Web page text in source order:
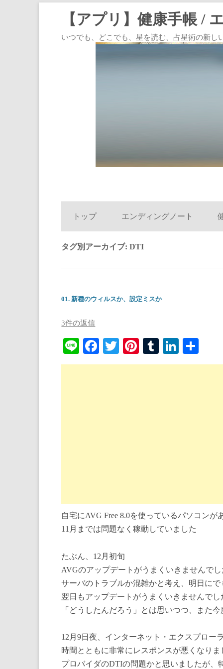
【アプリ】健康手帳 /
いつでも、どこでも、星を読む、占星術の新し
トップ エンディングノート
タグ別アーカイブ:DTI
01. 新種のウィルスか、設定ミスか
3件の返信
Li
ne
Fa
ce
T
wi
Pi
nt
T
u
Li
nk 有
自宅にAVG Free 8.0を使っているパソコンが
11月までは問題なく稼動していました
たぶん、12月初旬
AVGのアップデートがうまくいきませんで
サーバのトラブルか混雑かと考え、明日に
翌日もアップデートがうまくいきませんでし
「どうしたんだろう」とは思いつつ、また
12月9日夜、インターネット・エクスプロー
時間とともに非常にレスポンスが悪くなりま
プロバイダのDTIの問題かと思いましたが、